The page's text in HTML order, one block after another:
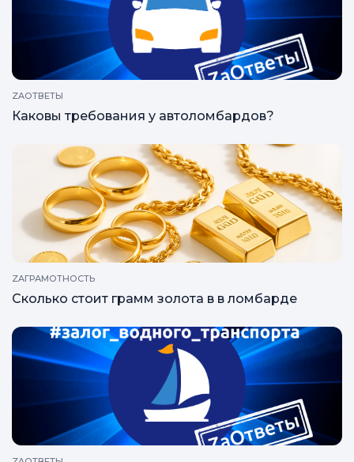
ZAОТВЕТЫ
Каковы требования у автоломбардов?
ZAГРАМОТНОСТЬ
Сколько стоит грамм золота в в ломбарде